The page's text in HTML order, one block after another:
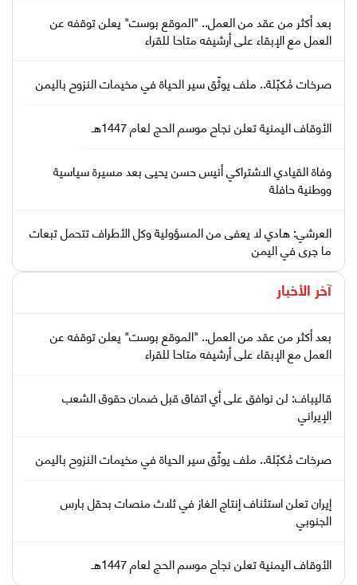
بعد أكثر من عقد من العمل.. "الموقع بوست" يعلن توقفه عن
العمل مع الإبقاء على أرشيفه متاحا للقراء
صرخات مُكبّلة.. ملف يوثّق سير الحياة في مخيمات النزوح باليمن
الأوقاف اليمنية تعلن نجاح موسم الحج لعام 1447هـ
وفاة القيادي الاشتراكي أنيس حسن يحيى بعد مسيرة سياسية
ووطنية حافلة
العرشي: هادي لا يعفى من المسؤولية وكل الأطراف تتحمل تبعات
ما جرى في اليمن
آخر الأخبار
بعد أكثر من عقد من العمل.. "الموقع بوست" يعلن توقفه عن
العمل مع الإبقاء على أرشيفه متاحا للقراء
قاليباف: لن نوافق على أي اتفاق قبل ضمان حقوق الشعب
الإيراني
صرخات مُكبّلة.. ملف يوثّق سير الحياة في مخيمات النزوح باليمن
إيران تعلن استئناف إنتاج الغاز في ثلاث منصات بحقل بارس
الجنوبي
الأوقاف اليمنية تعلن نجاح موسم الحج لعام 1447هـ